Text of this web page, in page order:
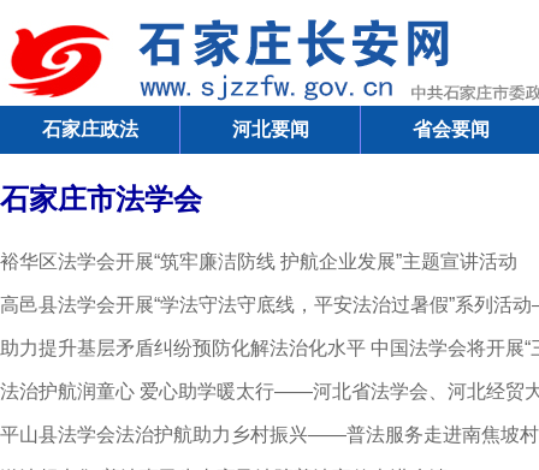
石家庄政法 河北要闻 省会要闻
石家庄市法学会
裕华区法学会开展“筑牢廉洁防线 护航企业发展”主题宣讲活动
高邑县法学会开展“学法守法守底线，平安法治过暑假”系列活
助力提升基层矛盾纠纷预防化解法治化水平 中国法学会将开展“
法治护航润童心 爱心助学暖太行——河北省法学会、河北经贸
平山县法学会法治护航助力乡村振兴——普法服务走进南焦坡村